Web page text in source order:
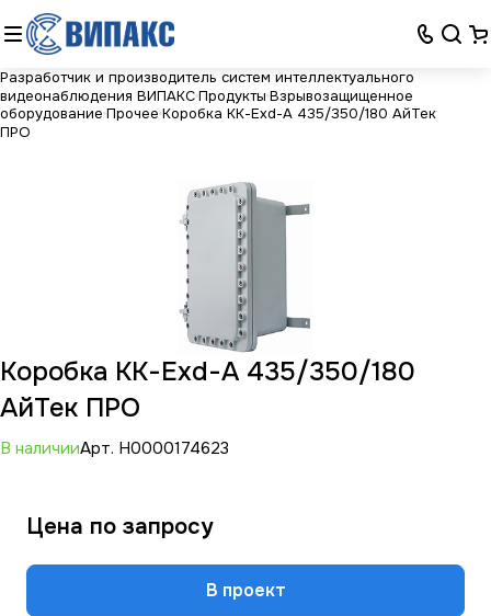
Разработчик и производитель систем интеллектуального
видеонаблюдения ВИПАКСПродукты Взрывозащищенное
оборудование Прочее Коробка КК-Exd-А 435/350/180 АйТек
ПРО
Коробка КК-Exd-А 435/350/180
АйТек ПРО
В наличииАрт. Н0000174623
Цена по запросу
В проект